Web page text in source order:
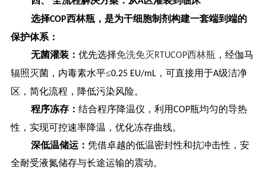
选择COP西林瓶，是为干细胞制剂构建一套端到端的
保护体系：
无菌灌装： 优先选择免洗免灭RTUCOP西林瓶，经伽马
辐照灭菌，内毒素水平≤0.25 EU/mL，可直接用于A级洁净
区，简化流程，降低污染风险。
程序冻存： 结合程序降温仪，利用COP瓶均匀的导热
性，实现可控速率降温，优化冻存曲线。
深低温储运： 凭借卓越的低温密封性和抗冲击性，安
全耐受液氮储存与长途运输的震动。